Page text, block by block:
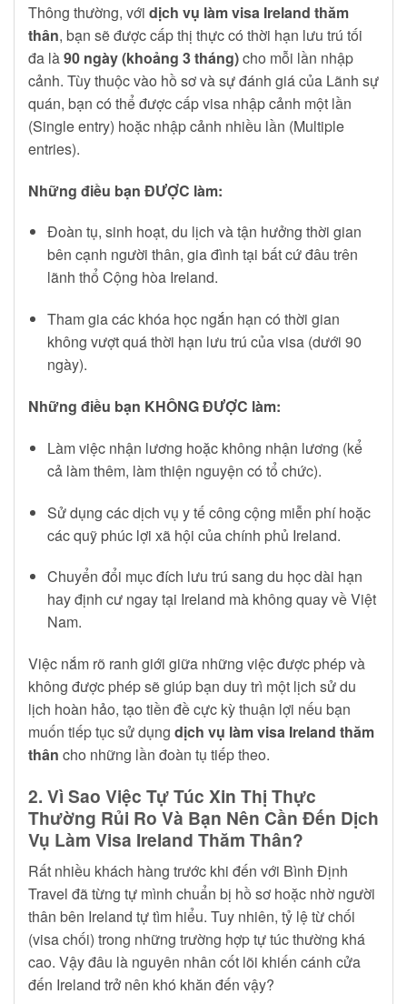
Thông thường, với dịch vụ làm visa Ireland thăm
thân, bạn sẽ được cấp thị thực có thời hạn lưu trú tối
đa là90 ngày (khoảng 3 tháng)cho mỗi lần nhập
cảnh. Tùy thuộc vào hồ sơ và sự đánh giá của Lãnh sự
quán, bạn có thể được cấp visa nhập cảnh một lần
(Single entry) hoặc nhập cảnh nhiều lần (Multiple
entries).
Những điều bạn ĐƯỢC làm:
Đoàn tụ, sinh hoạt, du lịch và tận hưởng thời gian
bên cạnh người thân, gia đình tại bất cứ đâu trên
lãnh thổ Cộng hòa Ireland.
Tham gia các khóa học ngắn hạn có thời gian
không vượt quá thời hạn lưu trú của visa (dưới 90
ngày).
Những điều bạn KHÔNG ĐƯỢC làm:
Làm việc nhận lương hoặc không nhận lương (kể
cả làm thêm, làm thiện nguyện có tổ chức).
Sử dụng các dịch vụ y tế công cộng miễn phí hoặc
các quỹ phúc lợi xã hội của chính phủ Ireland.
Chuyển đổi mục đích lưu trú sang du học dài hạn
hay định cư ngay tại Ireland mà không quay về Việt
Nam.
Việc nắm rõ ranh giới giữa những việc được phép và
không được phép sẽ giúp bạn duy trì một lịch sử du
lịch hoàn hảo, tạo tiền đề cực kỳ thuận lợi nếu bạn
muốn tiếp tục sử dụng dịch vụ làm visa Ireland thăm
thân cho những lần đoàn tụ tiếp theo.
2. Vì Sao Việc Tự Túc Xin Thị Thực
Thường Rủi Ro Và Bạn Nên Cần Đến Dịch
Vụ Làm Visa Ireland Thăm Thân?
Rất nhiều khách hàng trước khi đến với Bình Định
Travel đã từng tự mình chuẩn bị hồ sơ hoặc nhờ người
thân bên Ireland tự tìm hiểu. Tuy nhiên, tỷ lệ từ chối
(visa chối) trong những trường hợp tự túc thường khá
cao. Vậy đâu là nguyên nhân cốt lõi khiến cánh cửa
đến Ireland trở nên khó khăn đến vậy?